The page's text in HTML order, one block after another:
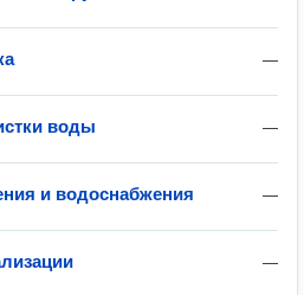
—
—
воды
—
и водоснабжения
—